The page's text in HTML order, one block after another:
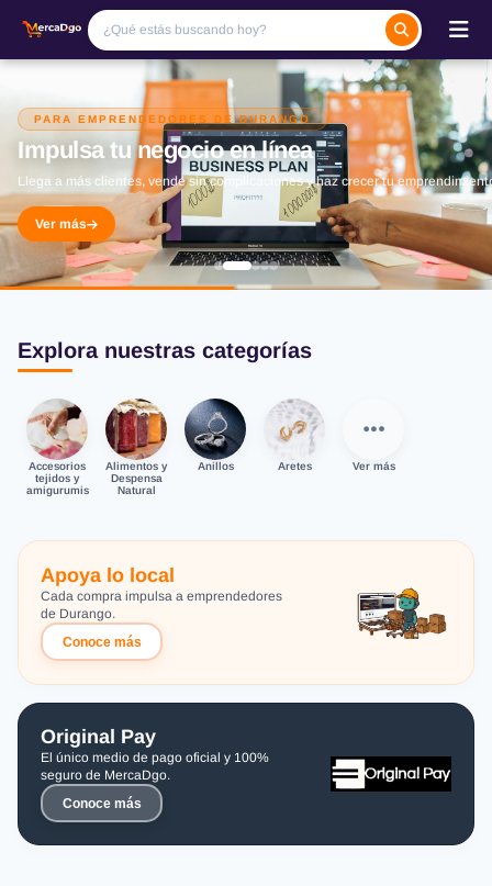
PARA EMPRENDEDORES DE DURANGO
Impulsa tu negocio en línea
Llega a más clientes, vende sin complicaciones y haz crecer tu
Ver más
Explora nuestras categorías
Accesorios
tejidos y
amigurumis
Alimentos y
Despensa
Natural
Anillos Aretes Ver más
Apoya lo local
Cada compra impulsa a emprendedores
de Durango.
Conoce más
Original Pay
El único medio de pago oficial y 100%
seguro de MercaDgo.
Conoce más